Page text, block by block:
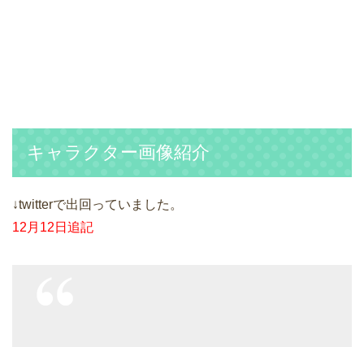
キャラクター画像紹介
↓twitterで出回っていました。
12月12日追記